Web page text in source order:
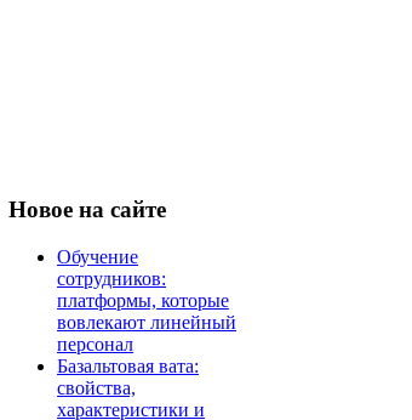
Новое на сайте
Обучение
сотрудников:
платформы, которые
вовлекают линейный
персонал
Базальтовая вата:
свойства,
характеристики и